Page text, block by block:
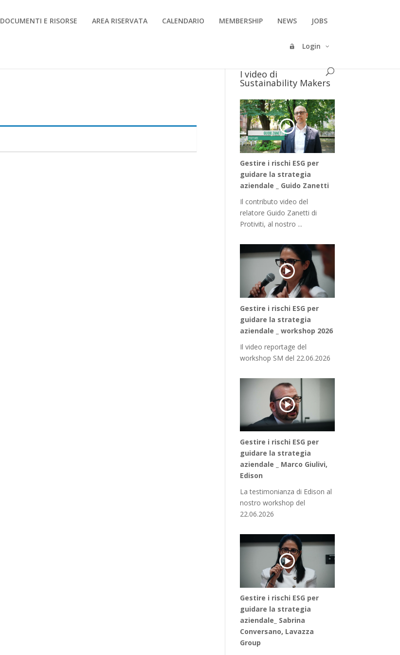
DOCUMENTI E RISORSE AREA RISERVATA CALENDARIO MEMBERSHIP NEWS JOBS
Login
I video di
Sustainability Makers
Gestire i rischi ESG per
guidare la strategia
aziendale _ Guido Zanetti
Il contributo video del
relatore Guido Zanetti di
Protiviti, al nostro ...
Gestire i rischi ESG per
guidare la strategia
aziendale _ workshop 2026
Il video reportage del
workshop SM del 22.06.2026
Gestire i rischi ESG per
guidare la strategia
aziendale _ Marco Giulivi,
Edison
La testimonianza di Edison al
nostro workshop del
22.06.2026
Gestire i rischi ESG per
guidare la strategia
aziendale_ Sabrina
Conversano, Lavazza
Group